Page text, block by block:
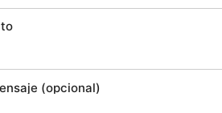
(opcional)